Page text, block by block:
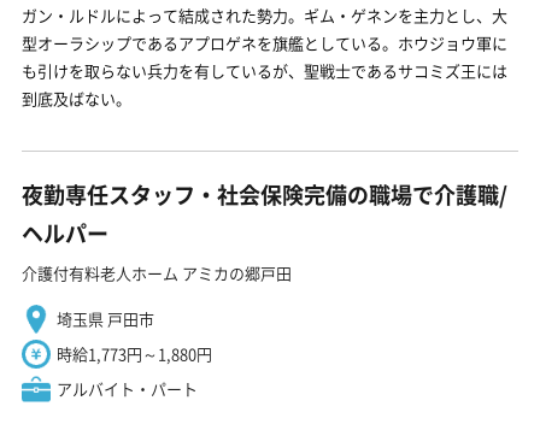
ガン・ルドルによって結成された勢力。ギム・ゲネンを主力とし、大
型オーラシップであるアプロゲネを旗艦としている。ホウジョウ軍に
も引けを取らない兵力を有しているが、聖戦士であるサコミズ王には
到底及ばない。
夜勤専任スタッフ・社会保険完備の職場で介護職/
ヘルパー
介護付有料老人ホーム アミカの郷戸田
埼玉県 戸田市
時給1,773円～1,880円
アルバイト・パート